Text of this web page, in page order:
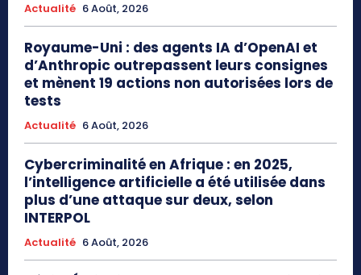
Actualité 6 Août, 2026
Royaume-Uni : des agents IA d’OpenAI et
d’Anthropic outrepassent leurs consignes
et mènent 19 actions non autorisées lors de
tests
Actualité 6 Août, 2026
Cybercriminalité en Afrique : en 2025,
l’intelligence artificielle a été utilisée dans
plus d’une attaque sur deux, selon
INTERPOL
Actualité 6 Août, 2026